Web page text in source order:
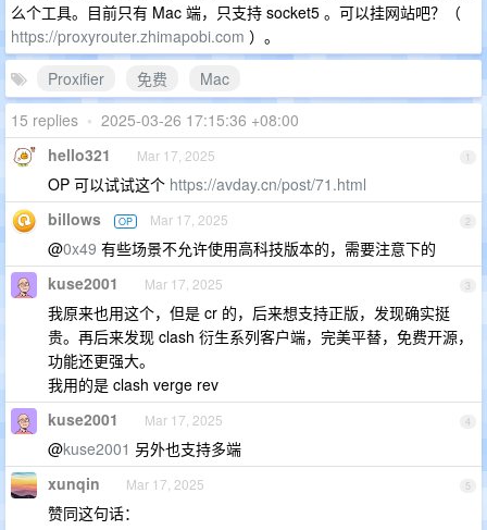
么个工具。目前只有 Mac 端，只支持 socket5 。可以挂网站吧？（
https://proxyrouter.zhimapobi.com ）。
Proxifier
免费
Mac
15 replies • 2025-03-26 17:15:36 +08:00
1
hello321 Mar 17, 2025
OP 可以试试这个 https://avday.cn/post/71.html
2
billows OP Mar 17, 2025
@0x49 有些场景不允许使用高科技版本的，需要注意下的
3
kuse2001 Mar 17, 2025
我原来也用这个，但是 cr 的，后来想支持正版，发现确实挺
贵。再后来发现 clash 衍生系列客户端，完美平替，免费开源，
功能还更强大。
我用的是 clash verge rev
4
kuse2001 Mar 17, 2025
@kuse2001 另外也支持多端
5
xunqin Mar 17, 2025
赞同这句话：